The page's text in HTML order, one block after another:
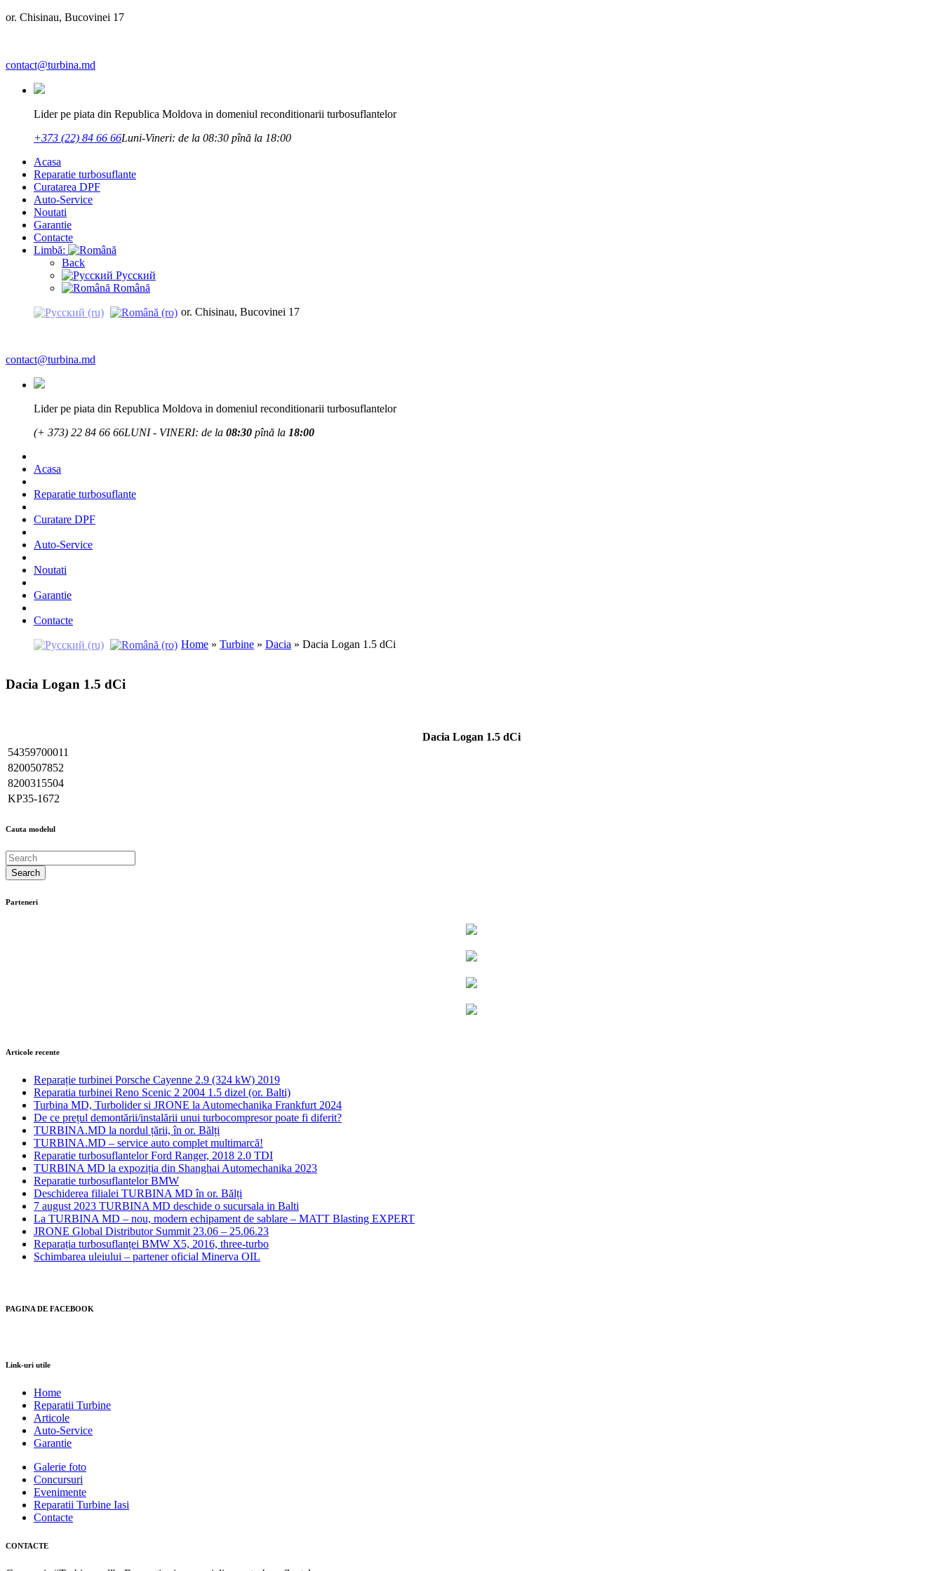
or. Chisinau, Bucovinei 17
contact@turbina.md
Lider pe piata din Republica Moldova in domeniul reconditionarii turbosuflantelor
+373 (22) 84 66 66Luni-Vineri: de la 08:30 pînă la 18:00
Acasa
Reparatie turbosuflante
Curatarea DPF
Auto-Service
Noutati
Garantie
Contacte
Limbă:
Back
Русский
Română
or. Chisinau, Bucovinei 17
contact@turbina.md
Lider pe piata din Republica Moldova in domeniul reconditionarii turbosuflantelor
(+ 373) 22 84 66 66LUNI - VINERI: de la 08:30 pînă la 18:00
Acasa
Reparatie turbosuflante
Curatare DPF
Auto-Service
Noutati
Garantie
Contacte
Home » Turbine » Dacia » Dacia Logan 1.5 dCi
Dacia Logan 1.5 dCi
Dacia Logan 1.5 dCi
54359700011
8200507852
8200315504
KP35-1672
Cauta modelul
Parteneri
Articole recente
Reparație turbinei Porsche Cayenne 2.9 (324 kW) 2019
Reparatia turbinei Reno Scenic 2 2004 1.5 dizel (or. Balti)
Turbina MD, Turbolider si JRONE la Automechanika Frankfurt 2024
De ce prețul demontării/instalării unui turbocompresor poate fi diferit?
TURBINA.MD la nordul țării, în or. Bălți
TURBINA.MD – service auto complet multimarcă!
Reparatie turbosuflantelor Ford Ranger, 2018 2.0 TDI
TURBINA MD la expoziția din Shanghai Automechanika 2023
Reparatie turbosuflantelor BMW
Deschiderea filialei TURBINA MD în or. Bălți
7 august 2023 TURBINA MD deschide o sucursala in Balti
La TURBINA MD – nou, modern echipament de sablare – MATT Blasting EXPERT
JRONE Global Distributor Summit 23.06 – 25.06.23
Reparația turbosuflanței BMW X5, 2016, three-turbo
Schimbarea uleiului – partener oficial Minerva OIL
PAGINA DE FACEBOOK
Link-uri utile
Home
Reparatii Turbine
Articole
Auto-Service
Garantie
Galerie foto
Concursuri
Evenimente
Reparatii Turbine Iasi
Contacte
CONTACTE